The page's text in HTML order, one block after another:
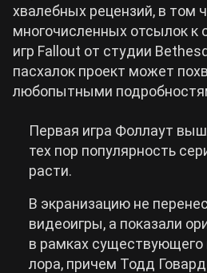
хвалебных рецензий, в том
многочисленных отсылок к
игр Fallout от студии
пасхалок проект может
любопытными
Первая игра Фоллаут
тех пор популярность
расти.
В экранизацию не
видеоигры, а показали
в рамках существующего
лора, причем Тодд